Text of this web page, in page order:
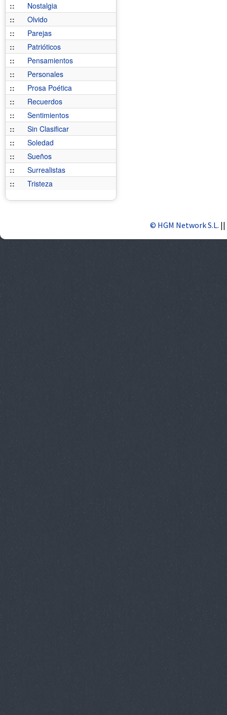
::
Nostalgia
::
Olvido
::
Parejas
::
Patrióticos
::
Pensamientos
::
Personales
::
Prosa Poética
::
Recuerdos
::
Sentimientos
::
Sin Clasificar
::
Soledad
::
Sueños
::
Surrealistas
::
Tristeza
© HGM Network S.L. ||